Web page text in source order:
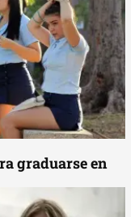
escondite y